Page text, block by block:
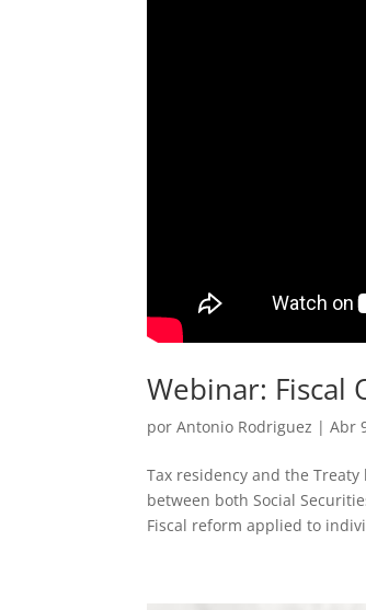
Webinar: Fiscal
porAntonio Rodriguez |Abr
Tax residency and the
between both Social
Fiscal reform applied to